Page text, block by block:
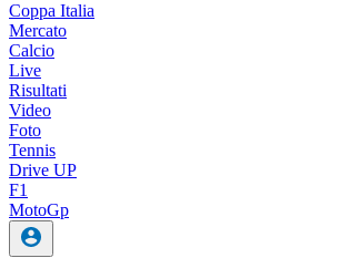
Coppa Italia
Mercato
Calcio
Live
Risultati
Video
Foto
Tennis
Drive UP
F1
MotoGp